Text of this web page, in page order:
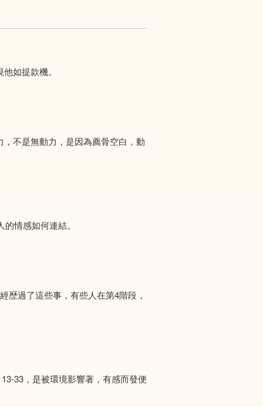
如提款機。
不是無動力，是因為薦骨空白，動
情感如何連結。
歴過了這些事，有些人在第4階段，
33，是被環境影響著，有感而發便